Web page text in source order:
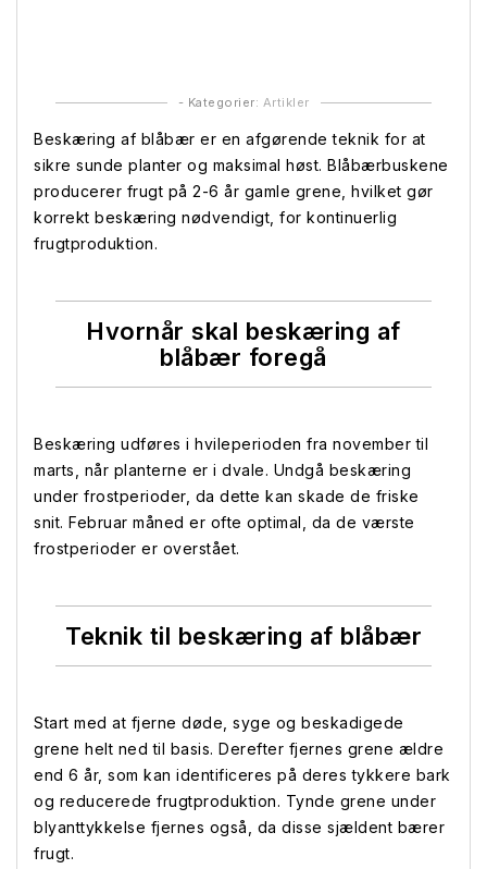
- Kategorier: Artikler
Beskæring af blåbær er en afgørende teknik for at
sikre sunde planter og maksimal høst. Blåbærbuskene
producerer frugt på 2-6 år gamle grene, hvilket gør
korrekt beskæring nødvendigt, for kontinuerlig
frugtproduktion.
Hvornår skal beskæring af
blåbær foregå
Beskæring udføres i hvileperioden fra november til
marts, når planterne er i dvale. Undgå beskæring
under frostperioder, da dette kan skade de friske
snit. Februar måned er ofte optimal, da de værste
frostperioder er overstået.
Teknik til beskæring af blåbær
Start med at fjerne døde, syge og beskadigede
grene helt ned til basis. Derefter fjernes grene ældre
end 6 år, som kan identificeres på deres tykkere bark
og reducerede frugtproduktion. Tynde grene under
blyanttykkelse fjernes også, da disse sjældent bærer
frugt.